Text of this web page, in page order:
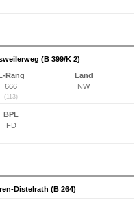
(B 399/K 2)
L-Rang
666
(113)
Land
NW
BPL
FD
Distelrath (B 264)